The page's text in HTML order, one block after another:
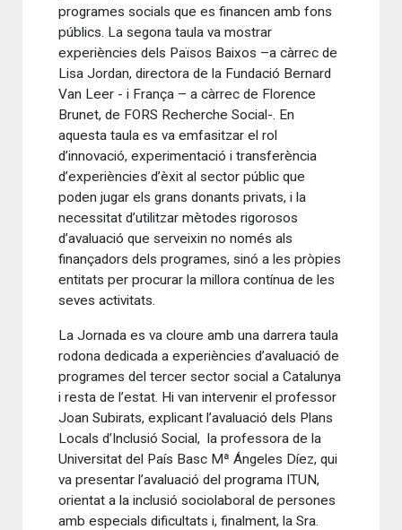
programes socials que es financen amb fons
públics. La segona taula va mostrar
experiències dels Països Baixos –a càrrec de
Lisa Jordan, directora de la Fundació Bernard
Van Leer - i França – a càrrec de Florence
Brunet, de FORS Recherche Social-. En
aquesta taula es va emfasitzar el rol
d’innovació, experimentació i transferència
d’experiències d’èxit al sector públic que
poden jugar els grans donants privats, i la
necessitat d’utilitzar mètodes rigorosos
d’avaluació que serveixin no només als
finançadors dels programes, sinó a les pròpies
entitats per procurar la millora contínua de les
seves activitats.
La Jornada es va cloure amb una darrera taula
rodona dedicada a experiències d’avaluació de
programes del tercer sector social a Catalunya
i resta de l’estat. Hi van intervenir el professor
Joan Subirats, explicant l’avaluació dels Plans
Locals d’Inclusió Social, la professora de la
Universitat del País Basc Mª Ángeles Díez, qui
va presentar l’avaluació del programa ITUN,
orientat a la inclusió sociolaboral de persones
amb especials dificultats i, finalment, la Sra.